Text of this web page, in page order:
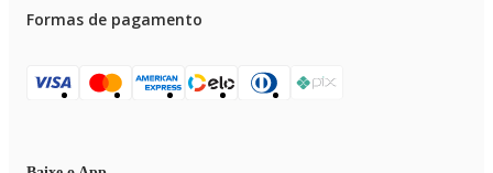
Formas de pagamento